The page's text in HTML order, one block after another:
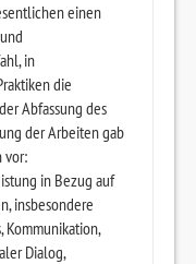
einen
in
die
Abfassung des
der Arbeiten gab
vor:
in Bezug auf
insbesondere
Dialog,